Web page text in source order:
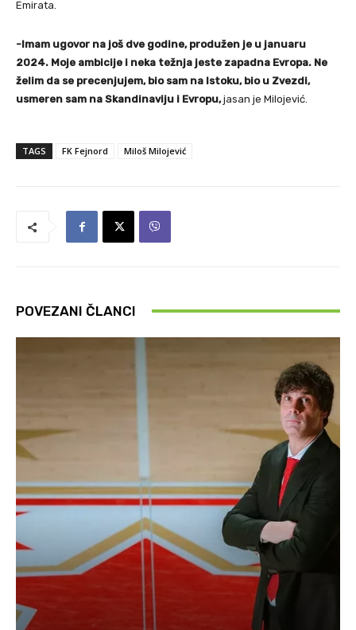
Emirata.
-Imam ugovor na još dve godine, produžen je u januaru
2024. Moje ambicije i neka težnja jeste zapadna Evropa. Ne
želim da se precenjujem, bio sam na Istoku, bio u Zvezdi,
usmeren sam na Skandinaviju i Evropu,jasan je Milojević.
TAGS FK Fejnord Miloš Milojević
POVEZANI ČLANCI